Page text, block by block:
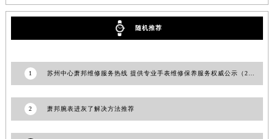
随机推荐
1 苏州中心萧邦维修服务热线 提供专业手表维修保养服务权威公示（2026年7月最新）
2 萧邦腕表进灰了解决方法推荐